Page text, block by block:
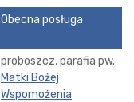
Obecna posługa
proboszcz, parafia pw.
Matki Bożej
Wspomożenia